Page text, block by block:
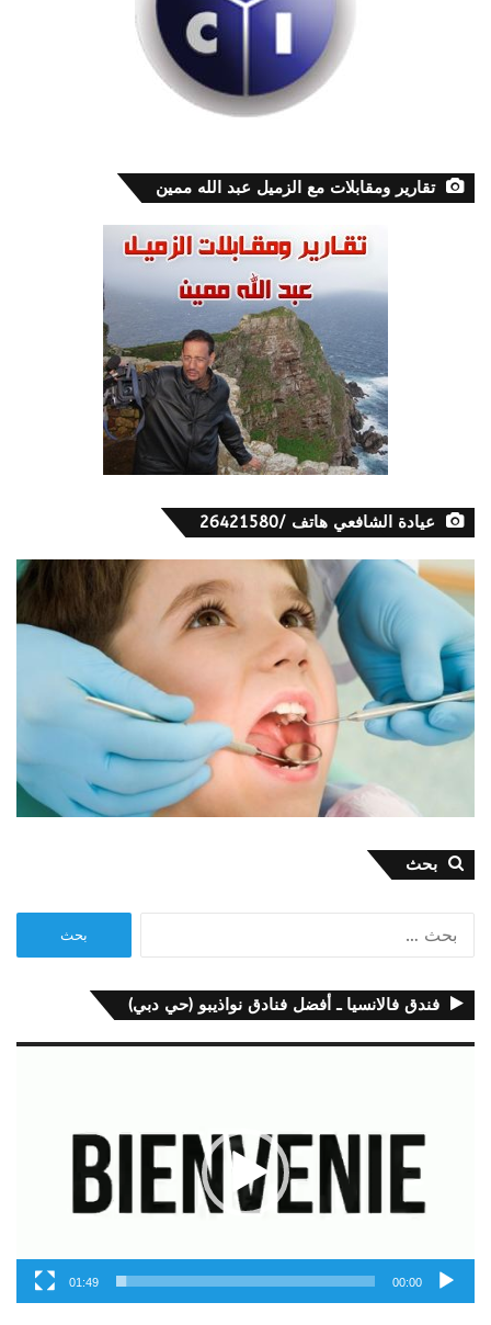
تقارير ومقابلات مع الزميل عبد الله ممين
عيادة الشافعي هاتف /26421580
بحث
فندق فالانسيا ـ أفضل فنادق نواذيبو (حي دبي)
00:00
01:49